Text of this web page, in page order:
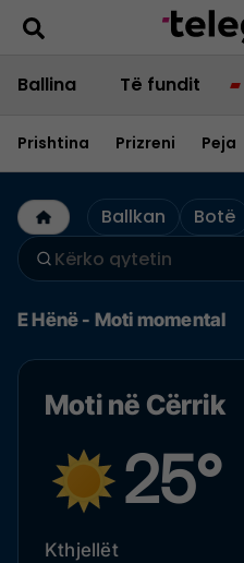
Ballina Të fundit
Prishtina Prizreni Peja
Ballkan Botë
E Hënë - Moti momental
Moti në Cërrik
25°
Kthjellët